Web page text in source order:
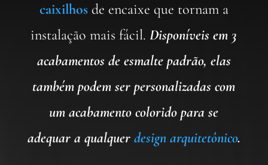
caixilhos de encaixe que tornam a
instalação mais fácil.Disponíveis em 3
acabamentos de esmalte padrão, elas
também podem ser personalizadas com
um acabamento colorido para se
adequar a qualquer design arquitetônico.